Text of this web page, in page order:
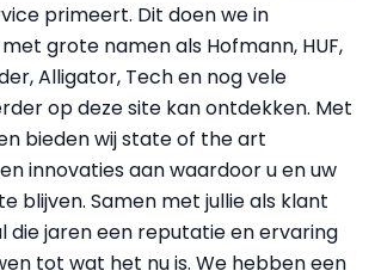
primeert. Dit doen we in
grote namen als Hofmann, HUF,
Alligator, Tech en nog vele
op deze site kan ontdekken. Met
bieden wij state of the art
innovaties aan waardoor u en uw
blijven. Samen met jullie als klant
die jaren een reputatie en ervaring
tot wat het nu is. We hebben een